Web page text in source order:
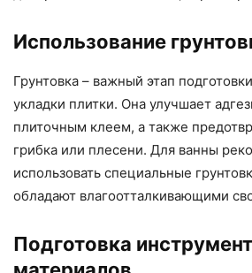
Использование
Грунтовка – важный этап
укладки плитки. Она улучшает
плиточным клеем, а также
грибка или плесени. Для ванны
использовать специальные
обладают влагоотталкивающими
Подготовка